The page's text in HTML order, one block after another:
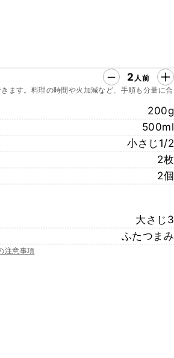
2 人前
ます。料理の時間や火加減など、手順も分量に合
200g
500ml
小さじ1/2
2枚
2個
大さじ3
ふたつまみ
注意事項